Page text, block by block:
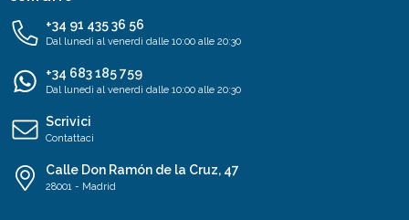
+34 91 435 36 56
Dal lunedì al venerdì dalle 10:00 alle 20:30
+34 683 185 759
Dal lunedì al venerdì dalle 10:00 alle 20:30
Scrivici
Contattaci
Calle Don Ramón de la Cruz, 47
28001 - Madrid